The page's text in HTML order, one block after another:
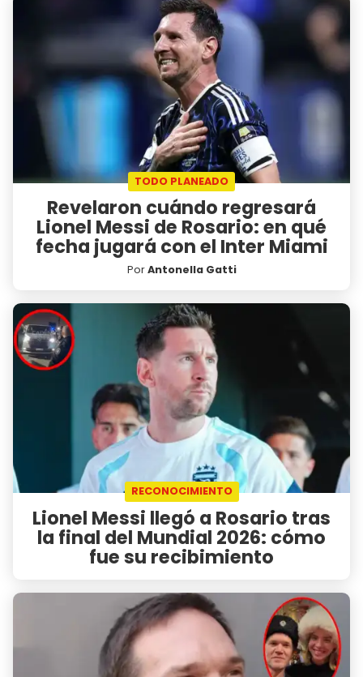
TODO PLANEADO
Revelaron cuándo regresará
Lionel Messi de Rosario: en qué
fecha jugará con el Inter Miami
PorAntonella Gatti
RECONOCIMIENTO
Lionel Messi llegó a Rosario tras
la final del Mundial 2026: cómo
fue su recibimiento